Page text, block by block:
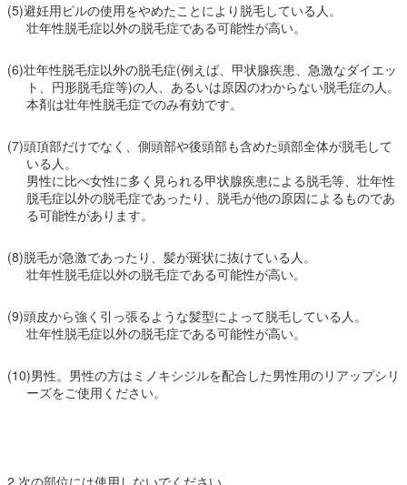
(5)避妊用ピルの使用をやめたことにより脱毛している人。
壮年性脱毛症以外の脱毛症である可能性が高い。
(6)壮年性脱毛症以外の脱毛症(例えば、甲状腺疾患、急激なダイエッ
ト、円形脱毛症等)の人、あるいは原因のわからない脱毛症の人。
本剤は壮年性脱毛症でのみ有効です。
(7)頭頂部だけでなく、側頭部や後頭部も含めた頭部全体が脱毛して
いる人。
男性に比べ女性に多く見られる甲状腺疾患による脱毛等、壮年性
脱毛症以外の脱毛症であったり、脱毛が他の原因によるものであ
る可能性があります。
(8)脱毛が急激であったり、髪が斑状に抜けている人。
壮年性脱毛症以外の脱毛症である可能性が高い。
(9)頭皮から強く引っ張るような髪型によって脱毛している人。
壮年性脱毛症以外の脱毛症である可能性が高い。
(10)男性。男性の方はミノキシジルを配合した男性用のリアップシリ
ーズをご使用ください。
2.次の部位には使用しないでください